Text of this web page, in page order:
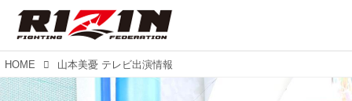
HOME 山本美憂 テレビ出演情報